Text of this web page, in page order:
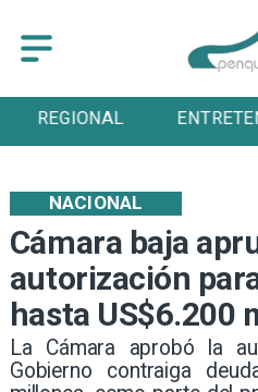
ENTRETENCIÓN
Cámara baja
autorización
hasta US$6.200
La Cámara aprobó la
Gobierno contraiga
NACIONAL